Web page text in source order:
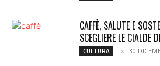
CAFFÈ, SALUTE E
SCEGLIERE LE CIALDE
CULTURA 30